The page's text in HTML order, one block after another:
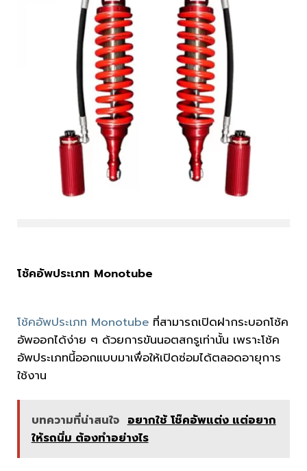
โช้คอัพประเภท Monotube
โช้คอัพประเภท Monotube ที่สามารถเปิดฝากระบอกโช้ค
อัพออกได้ง่าย ๆ ด้วยการขันนอตสกรูเท่านั้น เพราะโช้ค
อัพประเภทนี้ออกแบบมาเพื่อให้เปิดซ่อมได้ตลอดอายุการ
ใช้งาน
บทความที่น่าสนใจ อยากใช้ โช๊คอัพแต่ง แต่อยาก
ให้รถนิ่ม ต้องทำอย่างไร